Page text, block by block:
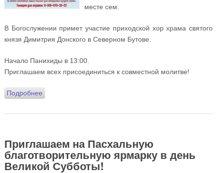
месте сем.
В Богослужении примет участие приходской хор храма святого
князя Димитрия Донского в Северном Бутове.
Начало Панихиды в 13:00.
Приглашаем всех присоединиться к совместной молитве!
Подробнеео В день Радоницы 3 мая на Бутовском кладбище
Приглашаем на Пасхальную
благотворительную ярмарку в день
Великой Субботы!